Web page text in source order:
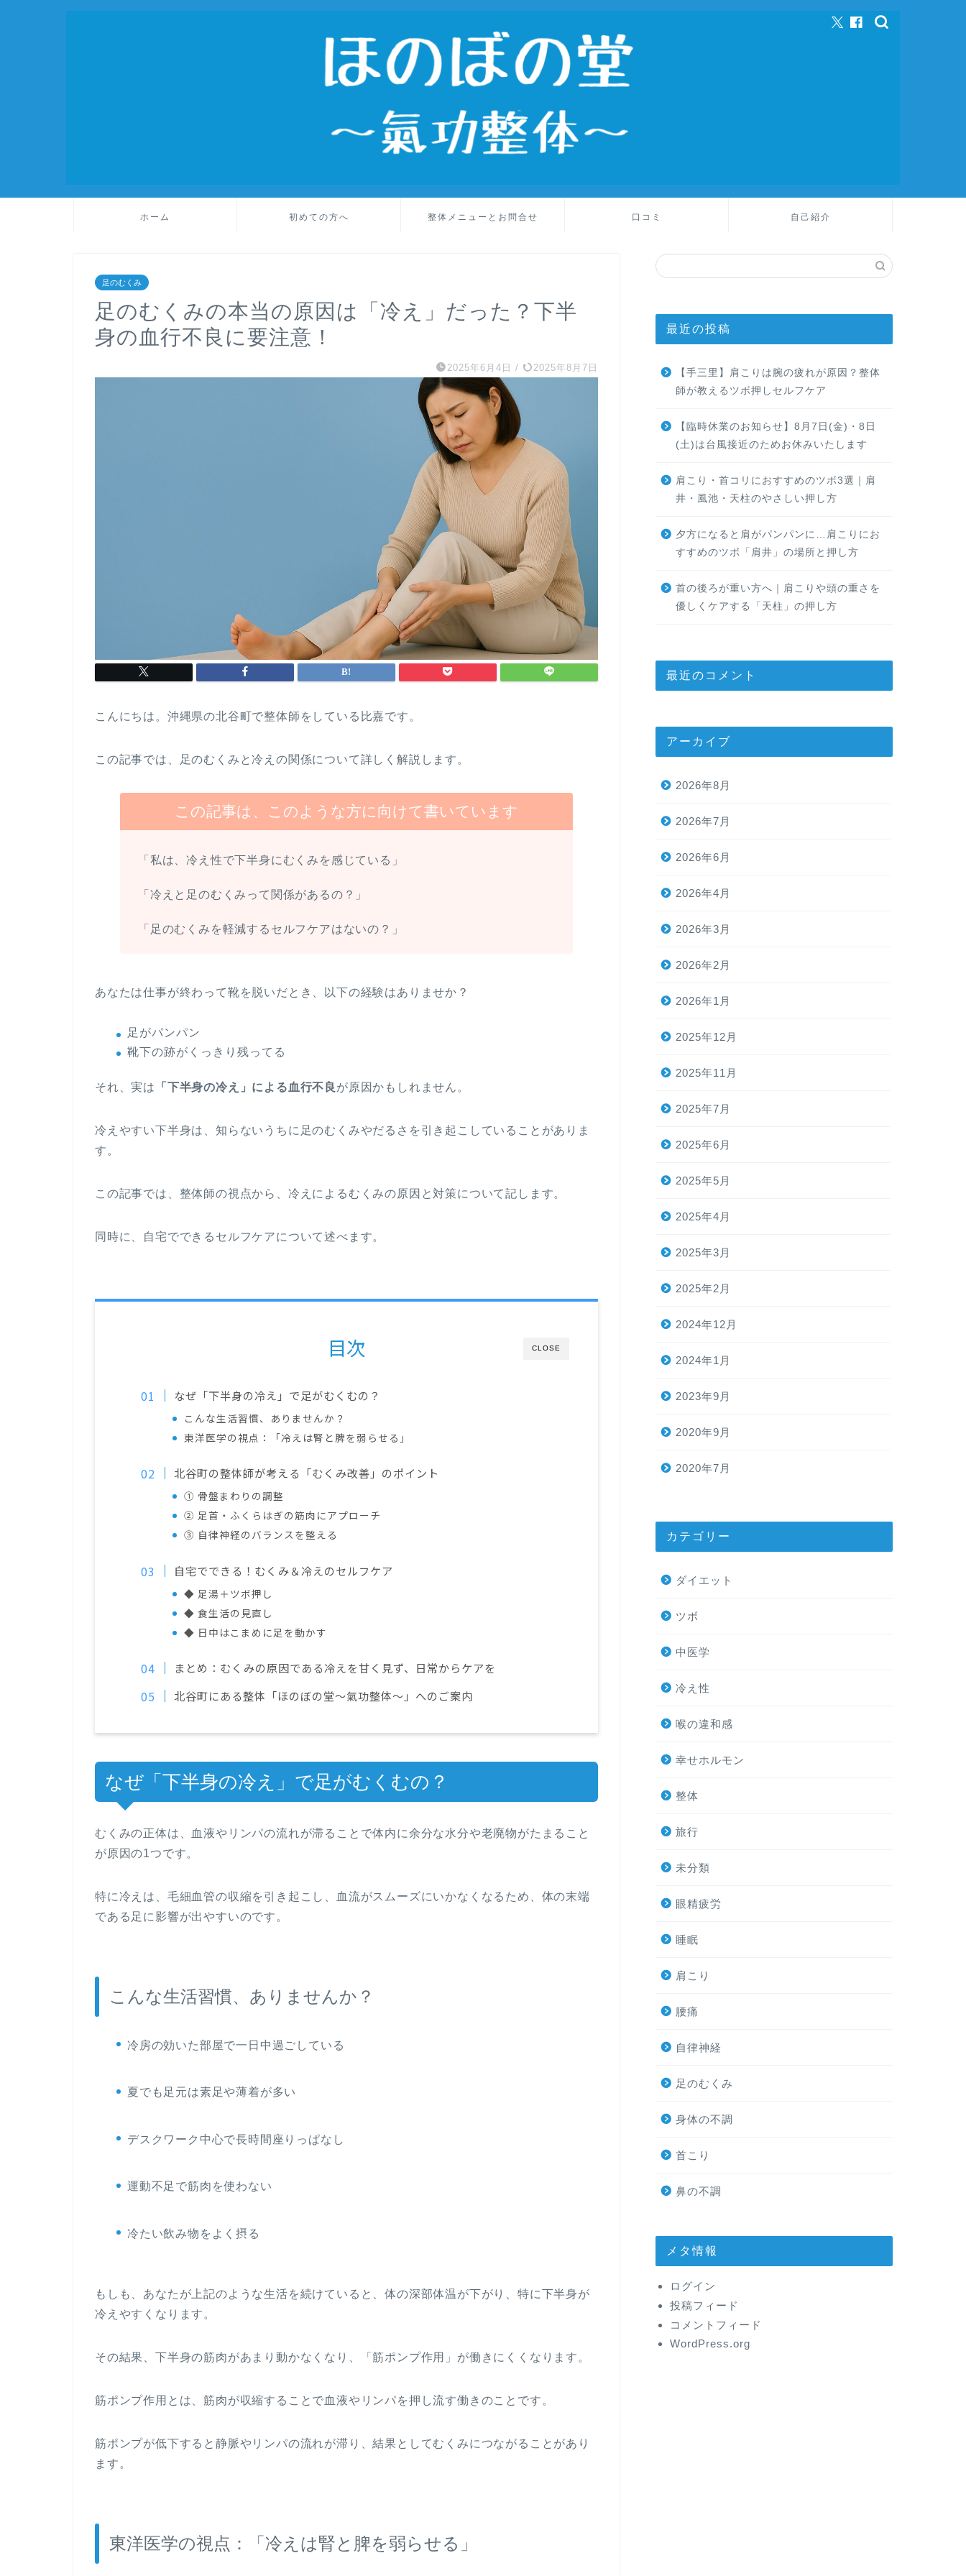
ホーム 初めての方へ 整体メニューとお問合せ 口コミ 自己紹介
足のむくみ
足のむくみの本当の原因は「冷え」だった？下半
身の血行不良に要注意！
2025年6月4日 / 2025年8月7日
こんにちは。沖縄県の北谷町で整体師をしている比嘉です。
この記事では、足のむくみと冷えの関係について詳しく解説します。
この記事は、このような方に向けて書いています
「私は、冷え性で下半身にむくみを感じている」
「冷えと足のむくみって関係があるの？」
「足のむくみを軽減するセルフケアはないの？」
あなたは仕事が終わって靴を脱いだとき、以下の経験はありませか？
足がパンパン
靴下の跡がくっきり残ってる
それ、実は 「下半身の冷え」による血行不良 が原因かもしれません。
冷えやすい下半身は、知らないうちに足のむくみやだるさを引き起こしていることがありま
す。
この記事では、整体師の視点から、冷えによるむくみの原因と対策について記します。
同時に、自宅でできるセルフケアについて述べます。
CLOSE
目次
なぜ「下半身の冷え」で足がむくむの？
こんな生活習慣、ありませんか？
東洋医学の視点：「冷えは腎と脾を弱らせる」
北谷町の整体師が考える「むくみ改善」のポイント
① 骨盤まわりの調整
② 足首・ふくらはぎの筋肉にアプローチ
③ 自律神経のバランスを整える
自宅でできる！むくみ＆冷えのセルフケア
◆ 足湯＋ツボ押し
◆ 食生活の見直し
◆ 日中はこまめに足を動かす
まとめ：むくみの原因である冷えを甘く見ず、日常からケアを
北谷町にある整体「ほのぼの堂～氣功整体～」へのご案内
なぜ「下半身の冷え」で足がむくむの？
むくみの正体は、血液やリンパの流れが滞ることで体内に余分な水分や老廃物がたまること
が原因の1つです。
特に冷えは、毛細血管の収縮を引き起こし、血流がスムーズにいかなくなるため、体の末端
である足に影響が出やすいのです。
こんな生活習慣、ありませんか？
冷房の効いた部屋で一日中過ごしている
夏でも足元は素足や薄着が多い
デスクワーク中心で長時間座りっぱなし
運動不足で筋肉を使わない
冷たい飲み物をよく摂る
もしも、あなたが上記のような生活を続けていると、体の深部体温が下がり、特に下半身が
冷えやすくなります。
その結果、下半身の筋肉があまり動かなくなり、「筋ポンプ作用」が働きにくくなります。
筋ポンプ作用とは、筋肉が収縮することで血液やリンパを押し流す働きのことです。
筋ポンプが低下すると静脈やリンパの流れが滞り、結果としてむくみにつながることがあり
ます。
東洋医学の視点：「冷えは腎と脾を弱らせる」
最近の投稿
【手三里】肩こりは腕の疲れが原因？整体
師が教えるツボ押しセルフケア
【臨時休業のお知らせ】8月7日(金)・8日
(土)は台風接近のためお休みいたします
肩こり・首コリにおすすめのツボ3選｜肩
井・風池・天柱のやさしい押し方
夕方になると肩がパンパンに…肩こりにお
すすめのツボ「肩井」の場所と押し方
首の後ろが重い方へ｜肩こりや頭の重さを
優しくケアする「天柱」の押し方
最近のコメント
アーカイブ
2026年8月
2026年7月
2026年6月
2026年4月
2026年3月
2026年2月
2026年1月
2025年12月
2025年11月
2025年7月
2025年6月
2025年5月
2025年4月
2025年3月
2025年2月
2024年12月
2024年1月
2023年9月
2020年9月
2020年7月
カテゴリー
ダイエット
ツボ
中医学
冷え性
喉の違和感
幸せホルモン
整体
旅行
未分類
眼精疲労
睡眠
肩こり
腰痛
自律神経
足のむくみ
身体の不調
首こり
鼻の不調
メタ情報
ログイン
投稿フィード
コメントフィード
WordPress.org